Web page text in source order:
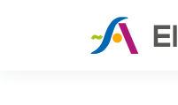
Skip to main content